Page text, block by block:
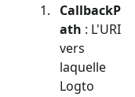
CallbackP
ath : L'URI
vers
laquelle
Logto